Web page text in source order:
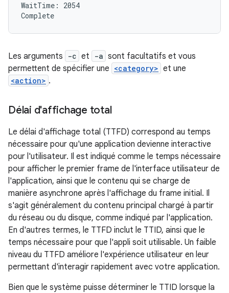
WaitTime: 2054
Les arguments -c et -a sont facultatifs et vous
permettent de spécifier une <category> et une
<action> .
Délai d'affichage total
Le délai d'affichage total (TTFD) correspond au temps
nécessaire pour qu'une application devienne interactive
pour l'utilisateur. Il est indiqué comme le temps nécessaire
pour afficher le premier frame de l'interface utilisateur de
l'application, ainsi que le contenu qui se charge de
manière asynchrone après l'affichage du frame initial. Il
s'agit généralement du contenu principal chargé à partir
du réseau ou du disque, comme indiqué par l'application.
En d'autres termes, le TTFD inclut le TTID, ainsi que le
temps nécessaire pour que l'appli soit utilisable. Un faible
niveau du TTFD améliore l'expérience utilisateur en leur
permettant d'interagir rapidement avec votre application.
Bien que le système puisse déterminer le TTID lorsque la